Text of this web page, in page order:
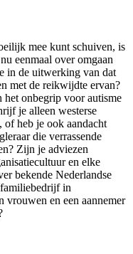
mee kunt schuiven, is
eenmaal over omgaan
in de uitwerking van dat
met de reikwijdte ervan?
onbegrip voor autisme
je alleen westerse
of heb je ook aandacht
die verrassende
Zijn je adviezen
en elke
bekende Nederlandse
in
vrouwen en een aannemer